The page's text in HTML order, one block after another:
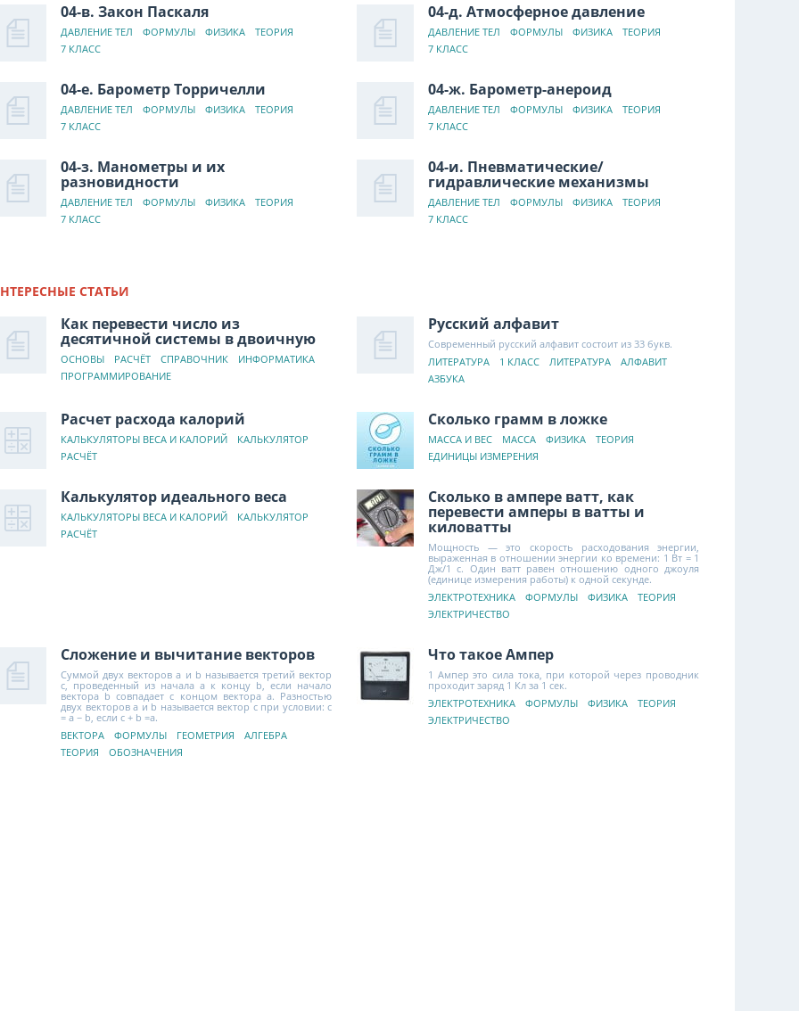
04-в. Закон Паскаля
ДАВЛЕНИЕ ТЕЛ ФОРМУЛЫ ФИЗИКА
ТЕОРИЯ
7 КЛАСС
04-д. Атмосферное давление
ДАВЛЕНИЕ ТЕЛ ФОРМУЛЫ ФИЗИКА
ТЕОРИЯ
7 КЛАСС
04-е. Барометр Торричелли
ДАВЛЕНИЕ ТЕЛ ФОРМУЛЫ ФИЗИКА
ТЕОРИЯ
7 КЛАСС
04-ж. Барометр-анероид
ДАВЛЕНИЕ ТЕЛ ФОРМУЛЫ ФИЗИКА
ТЕОРИЯ
7 КЛАСС
04-з. Манометры и их
разновидности
ДАВЛЕНИЕ ТЕЛ ФОРМУЛЫ ФИЗИКА
ТЕОРИЯ
7 КЛАСС
04-и. Пневматические/
гидравлические механизмы
ДАВЛЕНИЕ ТЕЛ ФОРМУЛЫ ФИЗИКА
ТЕОРИЯ
7 КЛАСС
СТАТЬИ
Как перевести число из
десятичной системы в двоичную
ОСНОВЫ РАСЧЁТ СПРАВОЧНИК
ИНФОРМАТИКА
ПРОГРАММИРОВАНИЕ
Русский алфавит
Современный русский алфавит состоит из 33 букв.
ЛИТЕРАТУРА
1 КЛАСС ЛИТЕРАТУРА
АЛФАВИТ
АЗБУКА
Расчет расхода калорий
КАЛЬКУЛЯТОРЫ ВЕСА И КАЛОРИЙ
КАЛЬКУЛЯТОР
РАСЧЁТ
Сколько грамм в ложке
МАССА И ВЕС МАССА ФИЗИКА
ТЕОРИЯ
ЕДИНИЦЫ ИЗМЕРЕНИЯ
Калькулятор идеального веса
КАЛЬКУЛЯТОРЫ ВЕСА И КАЛОРИЙ
КАЛЬКУЛЯТОР
РАСЧЁТ
Сколько в ампере ватт, как
перевести амперы в ватты и
киловатты
Мощность — это скорость расходования энергии,
выраженная в отношении энергии ко времени: 1 Вт = 1
Дж/1 с. Один ватт равен отношению одного джоуля
(единице измерения работы) к одной секунде.
ЭЛЕКТРОТЕХНИКА
ФОРМУЛЫ ФИЗИКА
ТЕОРИЯ
ЭЛЕКТРИЧЕСТВО
Сложение и вычитание векторов
Суммой двух векторов a и b называется третий вектор
c, проведенный из начала a к концу b, если начало
вектора b совпадает с концом вектора a. Разностью
двух векторов a и b называется вектор c при условии: c
= a − b, если c + b =a.
ВЕКТОРА
ФОРМУЛЫ ГЕОМЕТРИЯ
АЛГЕБРА
ТЕОРИЯ
ОБОЗНАЧЕНИЯ
Что такое Ампер
1 Ампер это сила тока, при которой через проводник
проходит заряд 1 Кл за 1 сек.
ЭЛЕКТРОТЕХНИКА
ФОРМУЛЫ ФИЗИКА
ТЕОРИЯ
ЭЛЕКТРИЧЕСТВО